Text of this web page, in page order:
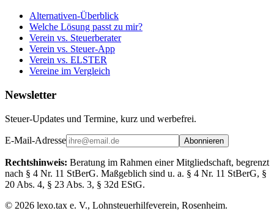
Alternativen-Überblick
Welche Lösung passt zu mir?
Verein vs. Steuerberater
Verein vs. Steuer-App
Verein vs. ELSTER
Vereine im Vergleich
Newsletter
Steuer-Updates und Termine, kurz und werbefrei.
E-Mail-Adresse Abonnieren
Rechtshinweis: Beratung im Rahmen einer Mitgliedschaft, begrenzt
nach § 4 Nr. 11 StBerG. Maßgeblich sind u. a. § 4 Nr. 11 StBerG, §
20 Abs. 4, § 23 Abs. 3, § 32d EStG.
© 2026 lexo.tax e. V., Lohnsteuerhilfeverein, Rosenheim.